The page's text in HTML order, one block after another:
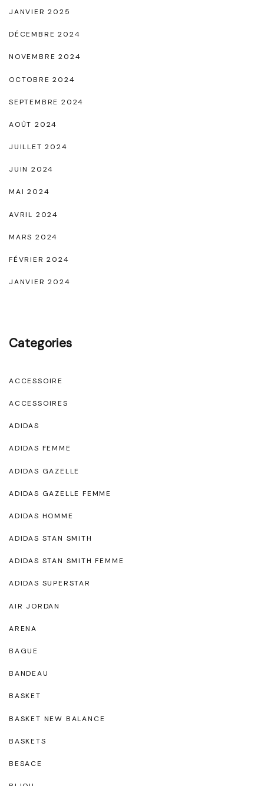
JANVIER 2025
DÉCEMBRE 2024
NOVEMBRE 2024
OCTOBRE 2024
SEPTEMBRE 2024
AOÛT 2024
JUILLET 2024
JUIN 2024
MAI 2024
AVRIL 2024
MARS 2024
FÉVRIER 2024
JANVIER 2024
Categories
ACCESSOIRE
ACCESSOIRES
ADIDAS
ADIDAS FEMME
ADIDAS GAZELLE
ADIDAS GAZELLE FEMME
ADIDAS HOMME
ADIDAS STAN SMITH
ADIDAS STAN SMITH FEMME
ADIDAS SUPERSTAR
AIR JORDAN
ARENA
BAGUE
BANDEAU
BASKET
BASKET NEW BALANCE
BASKETS
BESACE